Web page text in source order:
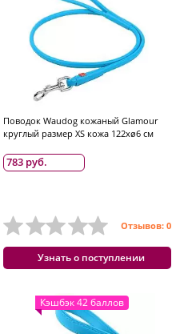
Поводок Waudog кожаный Glamour
круглый размер XS кожа 122хø6 см
783 руб.
Отзывов: 0
Узнать о поступлении
Кэшбэк 42 баллов